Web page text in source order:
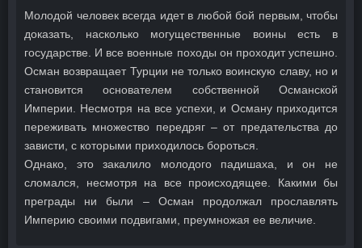
Молодой человек всегда идет в любой бой первым, чтобы
доказать, насколько могущественные воины есть в
государстве. И все военные походы он проходит успешно.
Осман возвращает Турции не только воинскую славу, но и
становится основателем собственной Османской
Империи. Несмотря на все успехи, и Осману приходится
переживать множество передряг – от предательства до
зависти, с которыми приходилось бороться.
Однако, это закалило молодого падишаха, и он не
сломался, несмотря на все происходящее. Какими бы
преграды ни были – Осман продолжал прославлять
Империю своими подвигами, преумножая ее величие.